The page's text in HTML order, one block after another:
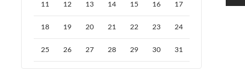
11 12 13 14 15 16 17
18 19 20 21 22 23 24
25 26 27 28 29 30 31